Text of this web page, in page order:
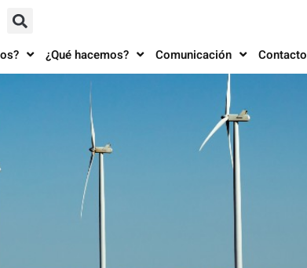
¿Qué hacemos? Comunicación Contacto